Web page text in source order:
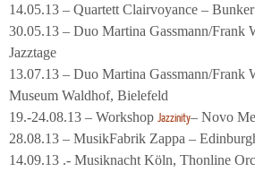
14.05.13 – Quartett Clairvoyance –
30.05.13 – Duo Martina Gassmann/Frank
Jazztage
13.07.13 – Duo Martina Gassmann/Frank
Museum Waldhof, Bielefeld
19.-24.08.13 – Workshop Jazzinity– Novo
28.08.13 – MusikFabrik Zappa –
14.09.13 .- Musiknacht Köln, Thonline